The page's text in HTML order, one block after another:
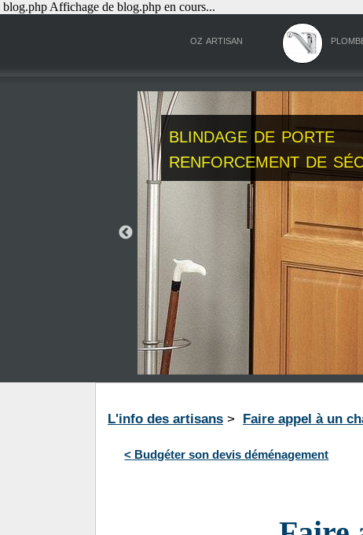
blog.php Affichage de blog.php en cours...
oz artisan
blindage de porte
renforcement de
L'info des artisans > Faire appel à un
< Budgéter son devis déménagement